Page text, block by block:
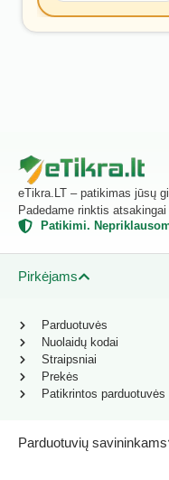
eTikra.LT – patikimas jūsų
Padedame rinktis
Patikimi.
Pirkėjams
Parduotuvių savininkams
Parduotuvės
Nuolaidų kodai
Straipsniai
Prekės
Patikrintos parduotuvės